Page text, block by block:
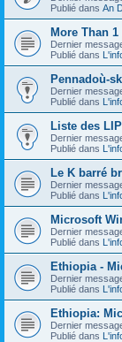
Publié dans An
More Than
Dernier
Publié dans
Pennadoù-
Dernier
Publié dans
Liste des
Dernier
Publié dans
Le K barré
Dernier
Publié dans
Microsoft
Dernier
Publié dans
Ethiopia -
Dernier
Publié dans
Ethiopia:
Dernier
Publié dans